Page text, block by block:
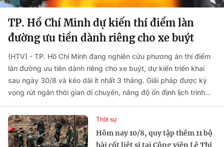
TP. Hồ Chí Minh dự kiến thí điểm làn
đường ưu tiền dành riêng cho xe buýt
(HTV) - TP. Hồ Chí Minh đang nghiên cứu phương án thí điểm
làn đường ưu tiên dành riêng cho xe buýt, dự kiến triển khai
sau ngày 30/8 và kéo dài ít nhất 3 tháng. Giải pháp được kỳ
vọng rút ngắn thời gian di chuyển, nâng độ ổn định lịch trình...
Hôm nay 10/8, quy tập thêm 11 bộ
hài cốt liệt sĩ tại Công viên Lê Thị
Thời sự